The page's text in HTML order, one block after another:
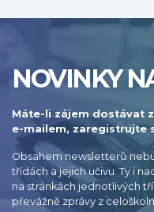
NOVINKY
Máte-li zájem dostávat
e-mailem, zaregistrujte
Obsahem newsletterů
třídách a jejich učivu. Ty i
na stránkách jednotlivých
převážně zprávy z